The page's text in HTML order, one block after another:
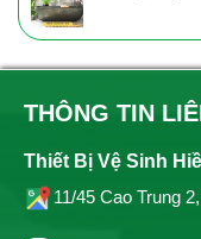
THÔNG TIN
Thiết Bị Vệ Sinh
11/45 Cao Trung